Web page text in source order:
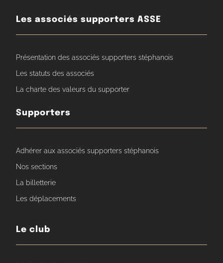
Les associés supporters ASSE
Présentation des associés supporters stéphanois
Les statuts des associés
La charte des valeurs du supporter
Supporters
Adhérer aux associés supporters stéphanois
Nos sections
La billetterie
Les déplacements
Le club